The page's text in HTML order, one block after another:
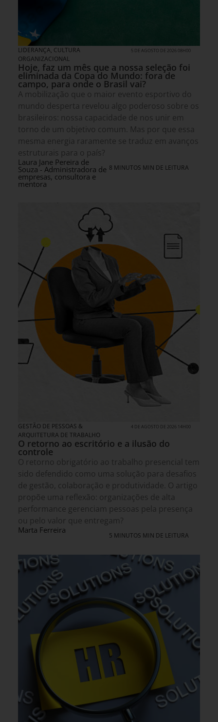
LIDERANÇA, CULTURA
ORGANIZACIONAL
5 DE AGOSTO DE 2026 08H00
Hoje, faz um mês que a nossa seleção foi
eliminada da Copa do Mundo: fora de
campo, para onde o Brasil vai?
A mobilização que o maior evento esportivo do
mundo desperta revelou algo poderoso sobre os
brasileiros: nossa capacidade de nos unir em
torno de um objetivo comum. Mas por que essa
mesma energia raramente se traduz em avanços
estruturais para o país?
Laura Jane Pereira de
Souza - Administradora de
empresas, consultora e
mentora
8 MINUTOS MIN DE LEITURA
GESTÃO DE PESSOAS &
ARQUITETURA DE TRABALHO
4 DE AGOSTO DE 2026 14H00
O retorno ao escritório e a ilusão do
controle
O retorno obrigatório ao trabalho presencial tem
sido defendido como uma solução para desafios
de gestão, colaboração e produtividade. O artigo
propõe uma reflexão: organizações de alta
performance gerenciam pessoas pela presença
ou pelo valor que entregam?
Marta Ferreira
5 MINUTOS MIN DE LEITURA